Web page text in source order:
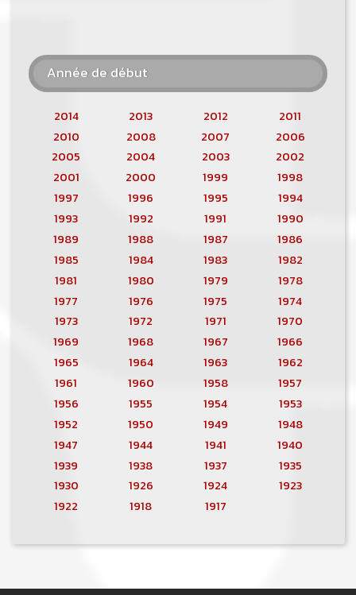
Année de début
2014 2013 2012
2011
2010
2008 2007
2006
2005
2004 2003
2002
2001
2000 1999
1998
1997
1996 1995
1994
1993
1992 1991
1990
1989
1988 1987
1986
1985
1984 1983
1982
1981
1980 1979
1978
1977
1976 1975
1974
1973
1972 1971
1970
1969
1968 1967
1966
1965
1964 1963
1962
1961
1960 1958
1957
1956
1955 1954
1953
1952
1950 1949
1948
1947
1944 1941
1940
1939
1938 1937
1935
1930
1926 1924
1923
1922
1918 1917